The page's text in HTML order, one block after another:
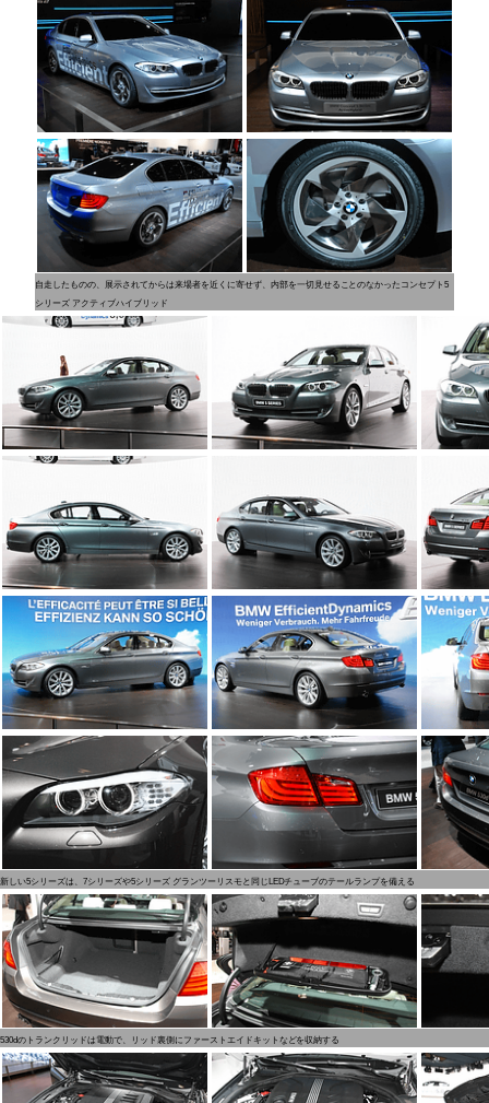
自走したものの、展示されてからは来場者を近くに寄せず、内部を一切見せることのなかったコンセプト5
シリーズ アクティブハイブリッド
新しい5シリーズは、7シリーズや5シリーズ グランツーリスモと同じLEDチューブのテールランプを備える
530dのトランクリッドは電動で、リッド裏側にファーストエイドキットなどを収納する